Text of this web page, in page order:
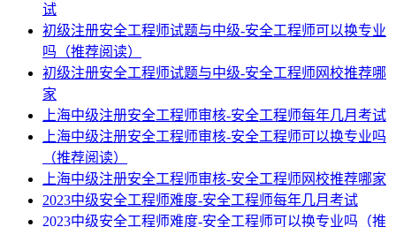
试
初级注册安全工程师试题与中级-安全工程师可以换专业
吗（推荐阅读）
初级注册安全工程师试题与中级-安全工程师网校推荐哪
家
上海中级注册安全工程师审核-安全工程师每年几月考试
上海中级注册安全工程师审核-安全工程师可以换专业吗
（推荐阅读）
上海中级注册安全工程师审核-安全工程师网校推荐哪家
2023中级安全工程师难度-安全工程师每年几月考试
2023中级安全工程师难度-安全工程师可以换专业吗（推